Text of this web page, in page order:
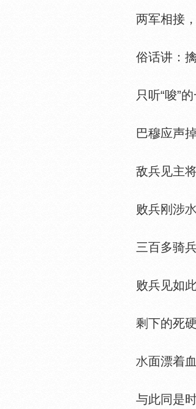
两军相接，
俗话讲：擒
只听“唆”的
巴穆应声掉
敌兵见主将
败兵刚涉
三百多骑兵
败兵见如此
剩下的死硬
面漂着
与此同是时